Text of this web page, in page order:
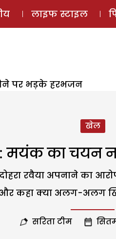
लाइफ स्टाइल
पर भड़के हरभजन
खेल
मयंक का चयन
रवैया अपनाने का
कहा क्या अलग-अलग
सरिता टीम